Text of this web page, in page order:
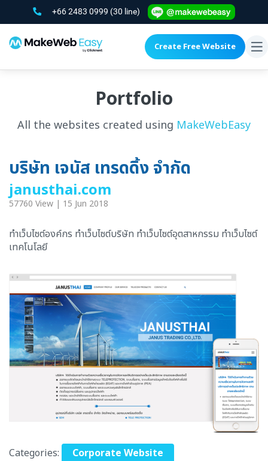
+66 2483 0999 (30 line)
Create Free Website
Portfolio
All the websites created using MakeWebEasy
บริษัท เจนัส เทรดดิ้ง จำกัด
janusthai.com
57760 View | 15 Jun 2018
ทำเว็บไซต์องค์กร ทำเว็บไซต์บริษัท ทำเว็บไซต์อุตสาหกรรม ทำเว็บไซต์
เทคโนโลยี
Categories:
Corporate Website